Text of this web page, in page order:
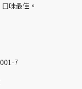
味最佳。
7